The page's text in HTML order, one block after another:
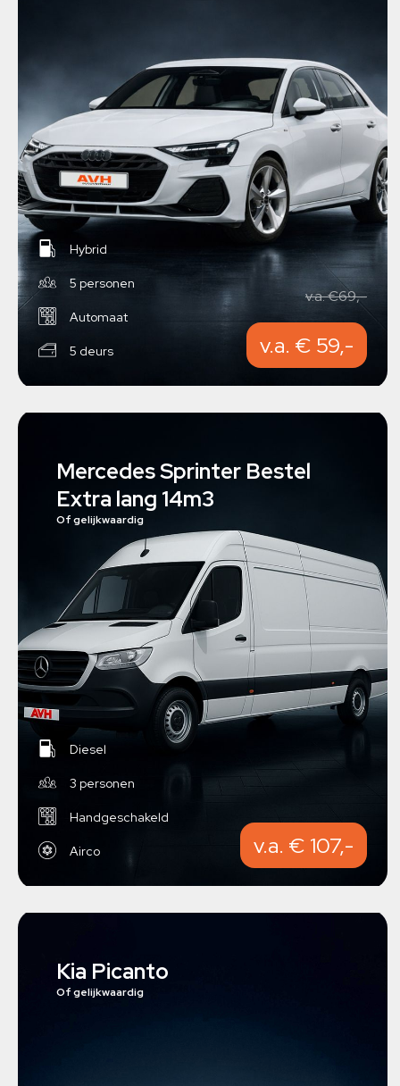
Hybrid
5 personen
Automaat
5 deurs
v.a. €69,-
v.a. € 59,-
Mercedes Sprinter Bestel
Extra lang 14m3
Of gelijkwaardig
Diesel
3 personen
Handgeschakeld
Airco v.a. € 107,-
Kia Picanto
Of gelijkwaardig